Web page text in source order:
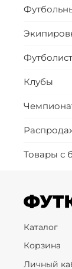
Клубы
Товары с
Каталог
Корзина
Личный